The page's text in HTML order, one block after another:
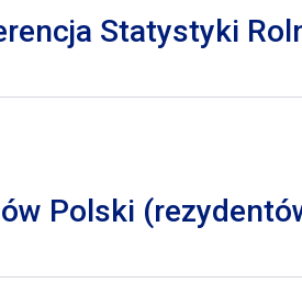
Statystyki
Polski